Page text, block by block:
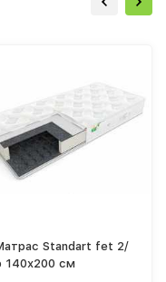
Standart fet 2/
140х200 см